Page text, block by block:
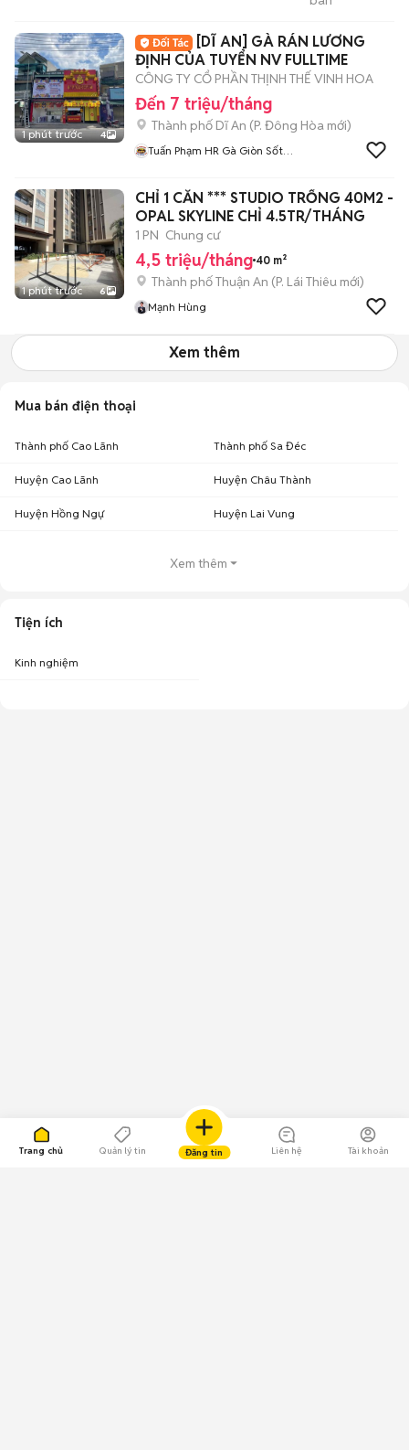
Trang chủ Quản lý tin Đăng tin Liên hệ Tài khoản
1 phút trước 4
[DĨ AN] GÀ RÁN LƯƠNG
ĐỊNH CỦA TUYỂN NV FULLTIME
CÔNG TY CỔ PHẦN THỊNH THẾ VINH HOA
Đến 7 triệu/tháng
Thành phố Dĩ An (P. Đông Hòa mới)
Tuấn Phạm HR Gà Giòn Sốt
1 phút trước 6
CHỈ 1 CĂN *** STUDIO TRỐNG 40M2 -
OPAL SKYLINE CHỈ 4.5TR/THÁNG
1 PN Chung cư
4,5 triệu/tháng 40 m²
Thành phố Thuận An (P. Lái Thiêu mới)
Mạnh Hùng
Xem thêm
Mua bán điện thoại
Thành phố Cao Lãnh Thành phố Sa Đéc
Huyện Cao Lãnh Huyện Châu Thành
Huyện Hồng Ngự Huyện Lai Vung
Xem thêm
Tiện ích
Kinh nghiệm